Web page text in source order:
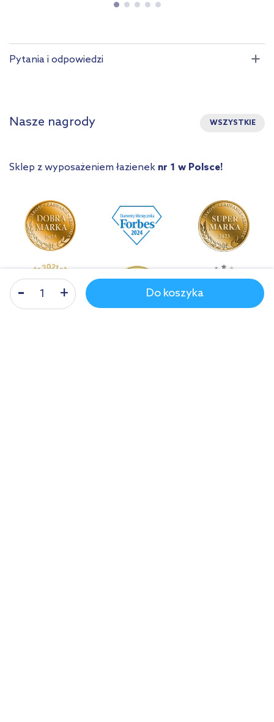
Do koszyka
Pytania i odpowiedzi
Nasze nagrody WSZYSTKIE
Sklep z wyposażeniem łazienek nr 1 w Polsce!